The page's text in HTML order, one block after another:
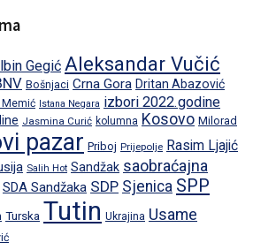
Gegić Aleksandar Vučić
Bošnjaci Crna Gora Dritan Abazović
Memić Istana Negara izbori 2022.godine
Jasmina Curić kolumna Kosovo Milorad
pazar Priboj Prijepolje Rasim Ljajić
Salih Hot Sandžak saobraćajna
SDA Sandžaka SDP Sjenica SPP
Turska Tutin Ukrajina Usame